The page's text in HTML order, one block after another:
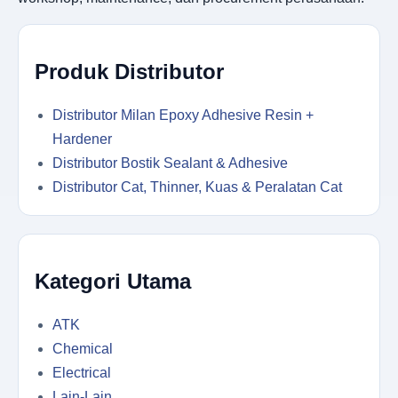
Produk Distributor
Distributor Milan Epoxy Adhesive Resin +
Hardener
Distributor Bostik Sealant & Adhesive
Distributor Cat, Thinner, Kuas & Peralatan Cat
Kategori Utama
ATK
Chemical
Electrical